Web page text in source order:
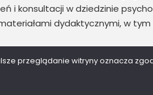
i konsultacji w dziedzinie
dydaktycznymi, w
przeglądanie witryny oznacza